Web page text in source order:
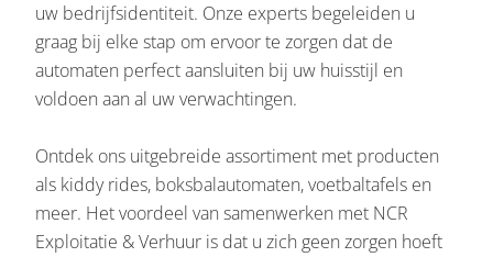
uw bedrijfsidentiteit. Onze experts begeleiden u
graag bij elke stap om ervoor te zorgen dat de
automaten perfect aansluiten bij uw huisstijl en
voldoen aan al uw verwachtingen.
Ontdek ons uitgebreide assortiment met producten
als kiddy rides, boksbalautomaten, voetbaltafels en
meer. Het voordeel van samenwerken met NCR
Exploitatie & Verhuur is dat u zich geen zorgen hoeft